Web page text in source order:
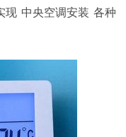
现 中央空调安装 各种